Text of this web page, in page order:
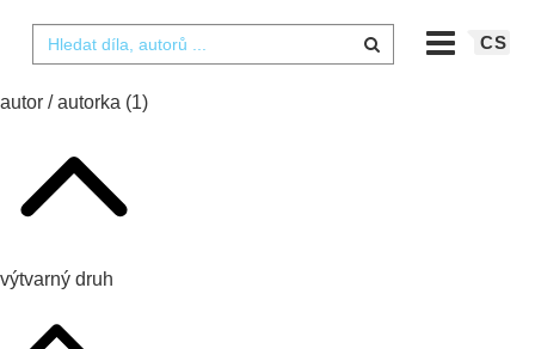
CS
autor / autorka (1)
výtvarný druh